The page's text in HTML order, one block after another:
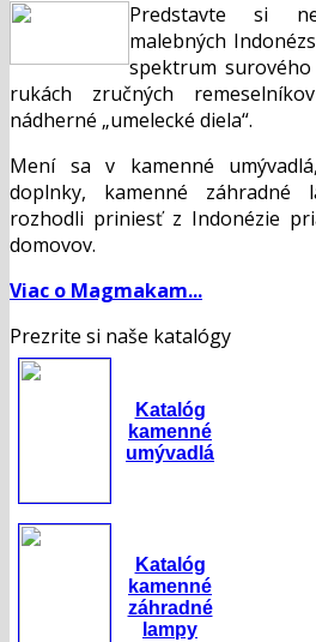
Predstavte si
malebných
spektrum
rukách zručných
nádherné „umelecké diela“.
Mení sa v kamenné
doplnky, kamenné
rozhodli priniesť z Indonézie
domovov.
Viac o Magmakam...
Prezrite si naše katalógy
Katalóg
kamenné
umývadlá
Katalóg
kamenné
záhradné
lampy